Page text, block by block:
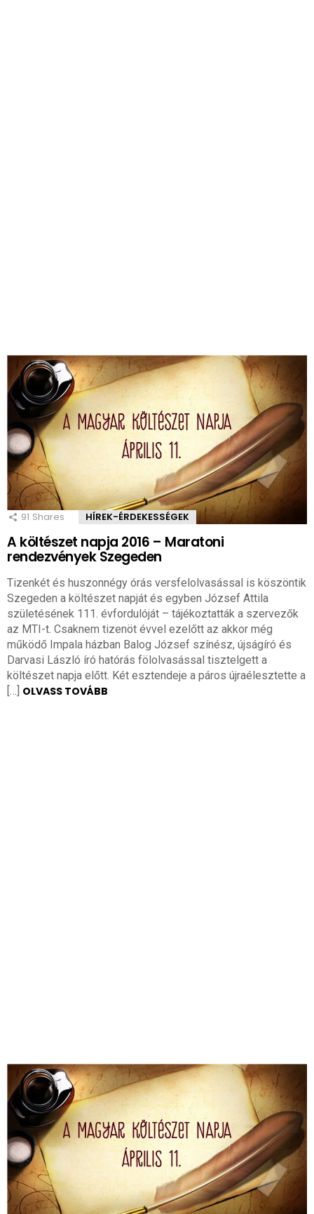
91 Shares HÍREK-ÉRDEKESSÉGEK
A költészet napja 2016 – Maratoni
rendezvények Szegeden
Tizenkét és huszonnégy órás versfelolvasással is köszöntik
Szegeden a költészet napját és egyben József Attila
születésének 111. évfordulóját – tájékoztatták a szervezők
az MTI-t. Csaknem tizenöt évvel ezelőtt az akkor még
működő Impala házban Balog József színész, újságíró és
Darvasi László író hatórás fölolvasással tisztelgett a
költészet napja előtt. Két esztendeje a páros újraélesztette a
[…] OLVASS TOVÁBB